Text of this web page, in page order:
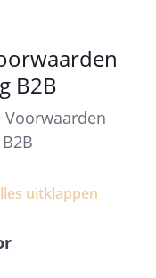
niet
termijn,
dat
is, in
voldaan.
B2B
Voorwaarden
uitklappen